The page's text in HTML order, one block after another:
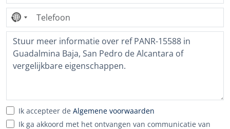
Geen
land
geselecteerd
Ik accepteer de Algemene voorwaarden
Ik ga akkoord met het ontvangen van communicatie van